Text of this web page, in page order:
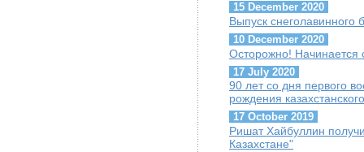
15 December 2020
Выпуск снеголавинного
10 December 2020
Осторожно! Начинается
17 July 2020
90 лет со дня первого
рождения
17 October 2019
Ришат Хайбуллин
Казахстане"